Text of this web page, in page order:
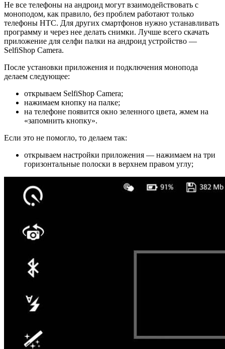
Не все телефоны на андроид могут взаимодействовать с
моноподом, как правило, без проблем работают только
телефоны HTC. Для других смартфонов нужно устанавливать
программу и через нее делать снимки. Лучше всего скачать
приложение для селфи палки на андроид устройство —
SelfiShop Camera.
После установки приложения и подключения монопода
делаем следующее:
открываем SelfiShop Camera;
нажимаем кнопку на палке;
на телефоне появится окно зеленного цвета, жмем на
«запомнить кнопку».
Если это не помогло, то делаем так:
открываем настройки приложения — нажимаем на три
горизонтальные полоски в верхнем правом углу;